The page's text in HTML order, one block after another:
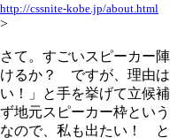
http://cssnite-kobe.jp/about.html
>
さて。すごいスピーカー
けるか？ ですが、理由
い！」と手を挙げて立候
ず地元スピーカー枠とい
なので、私も出たい！ と